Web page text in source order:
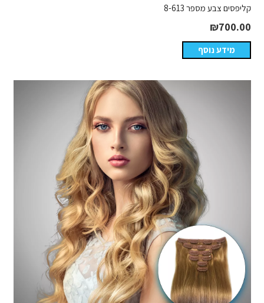
קליפסים צבע מספר 8-613
₪700.00
מידע נוסף